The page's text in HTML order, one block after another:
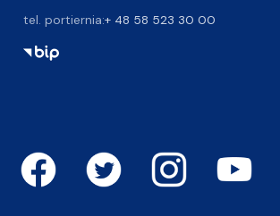
tel. portiernia:+ 48 58 523 30 00